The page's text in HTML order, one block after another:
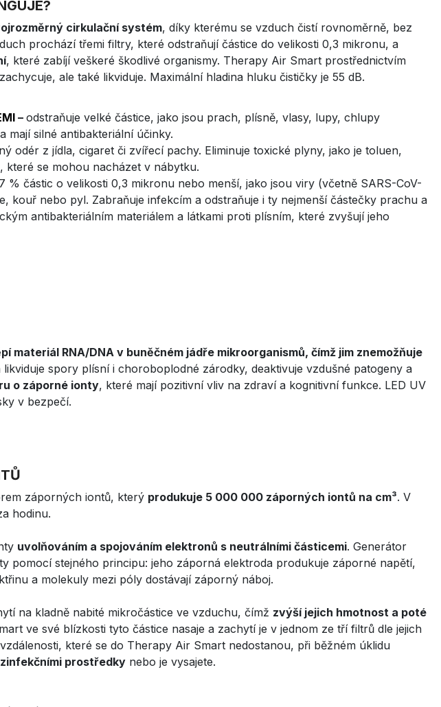
cirkulační systém, díky kterému se vzduch čistí rovnoměrně, bez
prochází třemi filtry, které odstraňují částice do velikosti 0,3 mikronu, a
, které zabíjí veškeré škodlivé organismy. Therapy Air Smart prostřednictvím
ale také likviduje. Maximální hladina hluku čističky je 55 dB.
– odstraňuje velké částice, jako jsou prach, plísně, vlasy, lupy, chlupy
mají silné antibakteriální účinky.
odér z jídla, cigaret či zvířecí pachy. Eliminuje toxické plyny, jako je toluen,
které se mohou nacházet v nábytku.
% částic o velikosti 0,3 mikronu nebo menší, jako jsou viry (včetně SARS-CoV-
kouř nebo pyl. Zabraňuje infekcím a odstraňuje i ty nejmenší částečky prachu a
antibakteriálním materiálem a látkami proti plísním, které zvyšují jeho
materiál RNA/DNA v buněčném jádře mikroorganismů, čímž jim znemožňuje
spory plísní i choroboplodné zárodky, deaktivuje vzdušné patogeny a
o záporné ionty, které mají pozitivní vliv na zdraví a kognitivní funkce. LED UV
v bezpečí.
záporných iontů, který produkuje 5 000 000 záporných iontů na cm³. V
hodinu.
uvolňováním a spojováním elektronů s neutrálními částicemi. Generátor
pomocí stejného principu: jeho záporná elektroda produkuje záporné napětí,
a molekuly mezi póly dostávají záporný náboj.
na kladně nabité mikročástice ve vzduchu, čímž zvýší jejich hmotnost a poté
ve své blízkosti tyto částice nasaje a zachytí je v jednom ze tří filtrů dle jejich
které se do Therapy Air Smart nedostanou, při běžném úklidu
prostředky nebo je vysajete.